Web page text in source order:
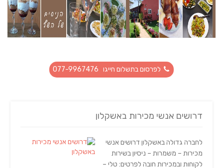
לפרסום בתשלום חייגו 077-9967476
דרושים אנשי מכירות באשקלון
לחברה גדולה באשקלון דרושים אנשי
מכירות – משמרות – ניסיון בשירות
לקוחות ובמכירות חובה לפרטים: טלי –